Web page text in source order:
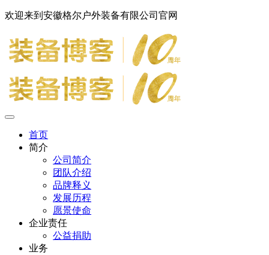
欢迎来到安徽格尔户外装备有限公司官网
首页
简介
公司简介
团队介绍
品牌释义
发展历程
愿景使命
企业责任
公益捐助
业务